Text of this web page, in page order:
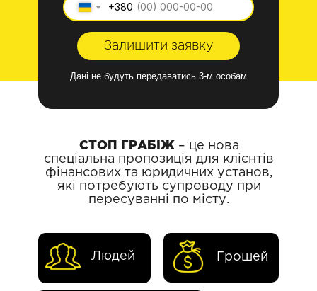
СТОП ГРАБІЖ – це нова
спеціальна пропозиція для клієнтів
фінансових та юридичних установ,
які потребують супроводу при
пересуванні по місту.
Людей Грошей
+380
Залишити заявку
Дані не будуть передаватись 3-м особам